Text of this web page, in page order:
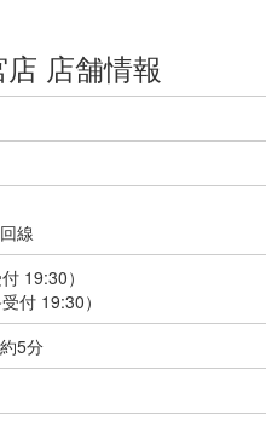
店舗情報
線
19:30）
付 19:30）
5分